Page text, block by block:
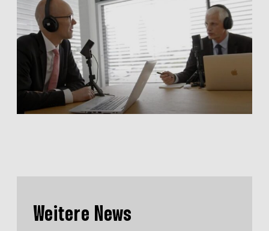
Weitere News